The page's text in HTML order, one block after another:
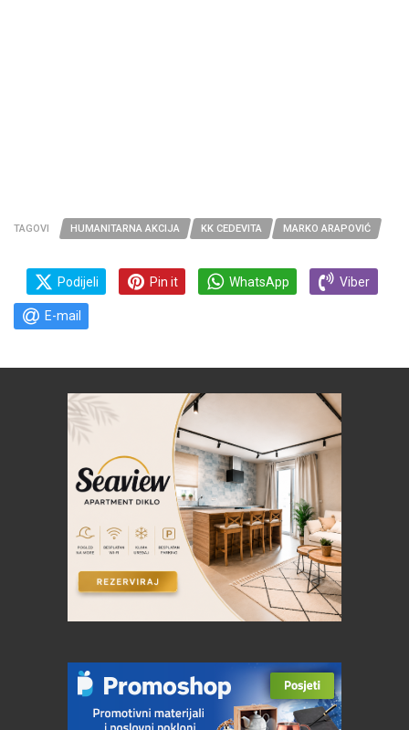
TAGOVI HUMANITARNA AKCIJA KK CEDEVITA MARKO ARAPOVIĆ
Podijeli Pin it WhatsApp Viber
E-mail